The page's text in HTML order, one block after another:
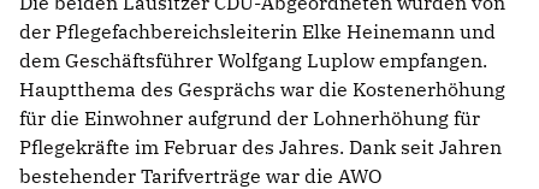
der Pflegefachbereichsleiterin Elke Heinemann und
dem Geschäftsführer Wolfgang Luplow empfangen.
Hauptthema des Gesprächs war die Kostenerhöhung
für die Einwohner aufgrund der Lohnerhöhung für
Pflegekräfte im Februar des Jahres. Dank seit Jahren
bestehender Tarifverträge war die AWO